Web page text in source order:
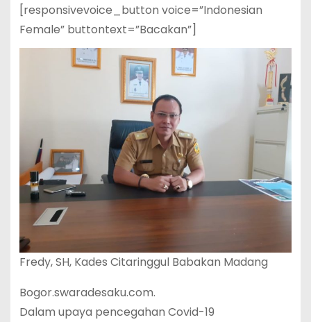
[responsivevoice_button voice=”Indonesian
Female” buttontext=”Bacakan”]
Fredy, SH, Kades Citaringgul Babakan Madang
Bogor.swaradesaku.com.
Dalam upaya pencegahan Covid-19